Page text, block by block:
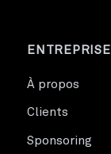
ENTREPRISE
À propos
Clients
Sponsoring